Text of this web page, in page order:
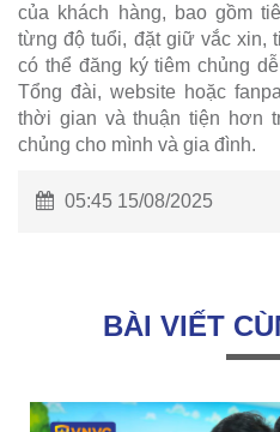
của khách hàng, bao gồm
từng độ tuổi, đặt giữ vắc xin,
có thể đăng ký tiêm chủng
Tổng đài, website hoặc
thời gian và thuận tiện hơn
chủng cho mình và gia đình.
05:45 15/08/2025
BÀI VIẾT